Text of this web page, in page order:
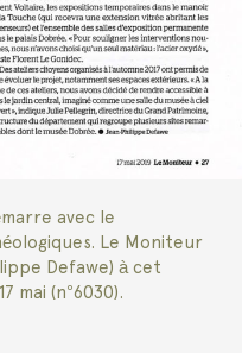
avec le
Le Moniteur
Defawe) à cet
mai (n°6030).